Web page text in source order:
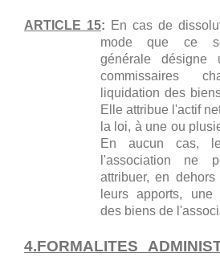
ARTICLE 15: En cas de
mode que ce
générale désigne
commissaires
liquidation des
Elle attribue l'actif
la loi, à une ou
En aucun cas,
l'association ne
attribuer, en
leurs apports, une
des biens de
4.FORMALITES